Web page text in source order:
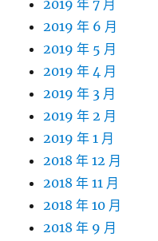
2019 年 7 月
2019 年 6 月
2019 年 5 月
2019 年 4 月
2019 年 3 月
2019 年 2 月
2019 年 1 月
2018 年 12 月
2018 年 11 月
2018 年 10 月
2018 年 9 月